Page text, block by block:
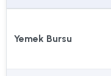
Yemek Bursu